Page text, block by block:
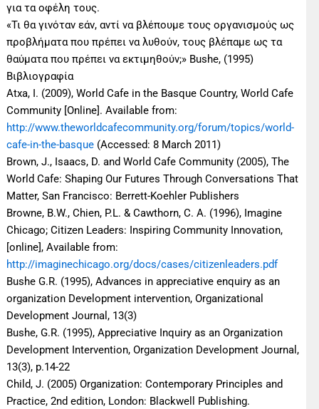
για τα οφέλη τους.
«Τι θα γινόταν εάν, αντί να βλέπουμε τους οργανισμούς ως
προβλήματα που πρέπει να λυθούν, τους βλέπαμε ως τα
θαύματα που πρέπει να εκτιμηθούν;» Bushe, (1995)
Βιβλιογραφία
Atxa, I. (2009), World Cafe in the Basque Country, World Cafe
Community [Online]. Available from:
http://www.theworldcafecommunity.org/forum/topics/world-
cafe-in-the-basque (Accessed: 8 March 2011)
Brown, J., Isaacs, D. and World Cafe Community (2005), The
World Cafe: Shaping Our Futures Through Conversations That
Matter, San Francisco: Berrett-Koehler Publishers
Browne, B.W., Chien, P.L. & Cawthorn, C. A. (1996), Imagine
Chicago; Citizen Leaders: Inspiring Community Innovation,
[online], Available from:
http://imaginechicago.org/docs/cases/citizenleaders.pdf
Bushe G.R. (1995), Advances in appreciative enquiry as an
organization Development intervention, Organizational
Development Journal, 13(3)
Bushe, G.R. (1995), Appreciative Inquiry as an Organization
Development Intervention, Organization Development Journal,
13(3), p.14-22
Child, J. (2005) Organization: Contemporary Principles and
Practice, 2nd edition, London: Blackwell Publishing.